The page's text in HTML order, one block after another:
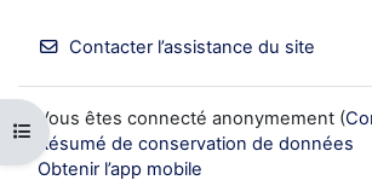
Ouvrir l’index du cours
Contacter l’assistance du site
Vous êtes connecté anonymement (
Résumé de conservation de données
Obtenir l’app mobile